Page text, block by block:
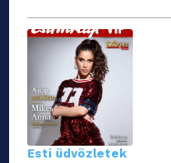
Esti üdvözletek